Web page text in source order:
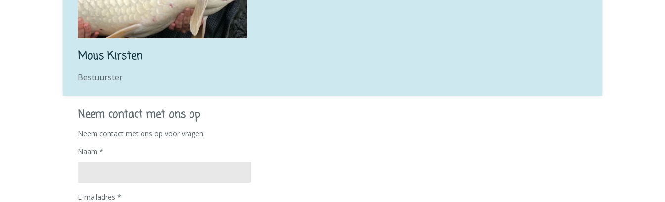
Mous Kirsten
Bestuurster
Neem contact met ons op
Neem contact met ons op voor vragen.
Naam *
E-mailadres *